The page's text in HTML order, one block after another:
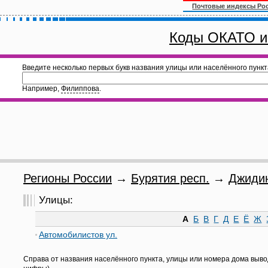
Почтовые индексы
Коды ОКАТО
Введите несколько первых букв названия улицы или населённого
Например, Филиппова.
Регионы России → Бурятия респ. →
Улицы:
А Б В Г Д Е Ё Ж
Автомобилистов ул.
Справа от названия населённого пункта, улицы или номера дома